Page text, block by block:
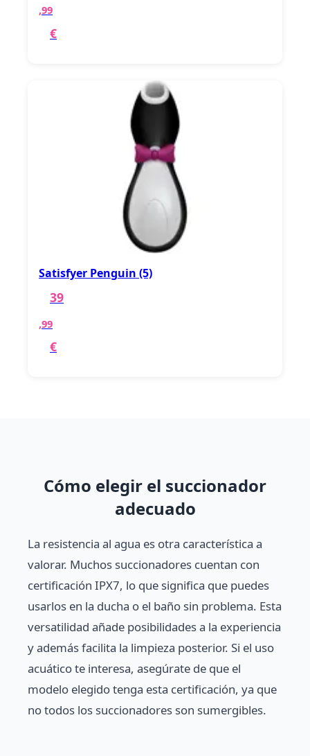
,99
€
Satisfyer Penguin (5)
39
,99
€
Cómo elegir el succionador
adecuado
La resistencia al agua es otra característica a
valorar. Muchos succionadores cuentan con
certificación IPX7, lo que significa que puedes
usarlos en la ducha o el baño sin problema. Esta
versatilidad añade posibilidades a la experiencia
y además facilita la limpieza posterior. Si el uso
acuático te interesa, asegúrate de que el
modelo elegido tenga esta certificación, ya que
no todos los succionadores son sumergibles.